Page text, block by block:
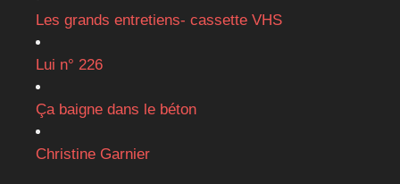
Les grands entretiens- cassette VHS
Lui n° 226
Ça baigne dans le béton
Christine Garnier